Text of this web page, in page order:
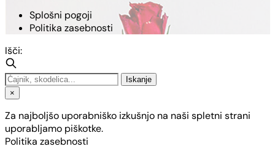
Splošni pogoji
Politika zasebnosti
Išči:
Iskanje
×
Za najboljšo uporabniško izkušnjo na naši spletni strani
uporabljamo piškotke.
Politika zasebnosti